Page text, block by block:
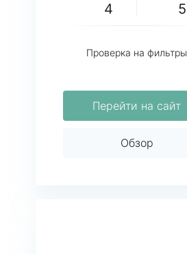
4 5
Проверка на фильтры
Перейти на сайт
Обзор